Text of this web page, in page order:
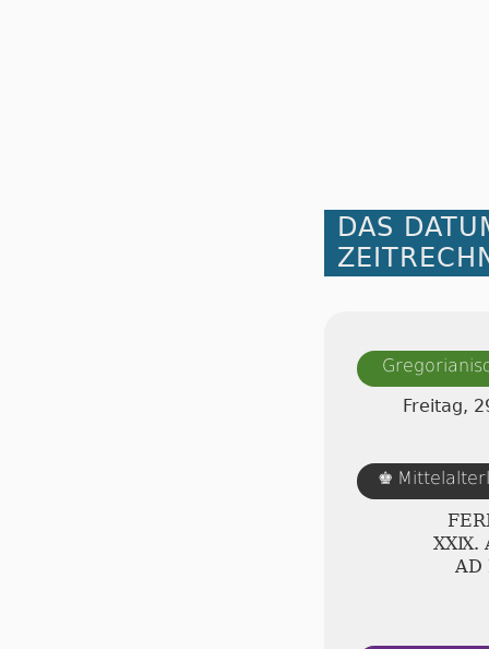
DAS
Freitag,
♚
ⅩⅩⅨ.